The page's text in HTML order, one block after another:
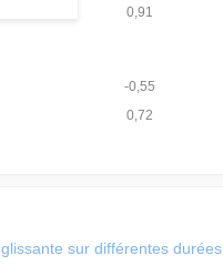
0,91
-0,55
0,72
sur différentes durées